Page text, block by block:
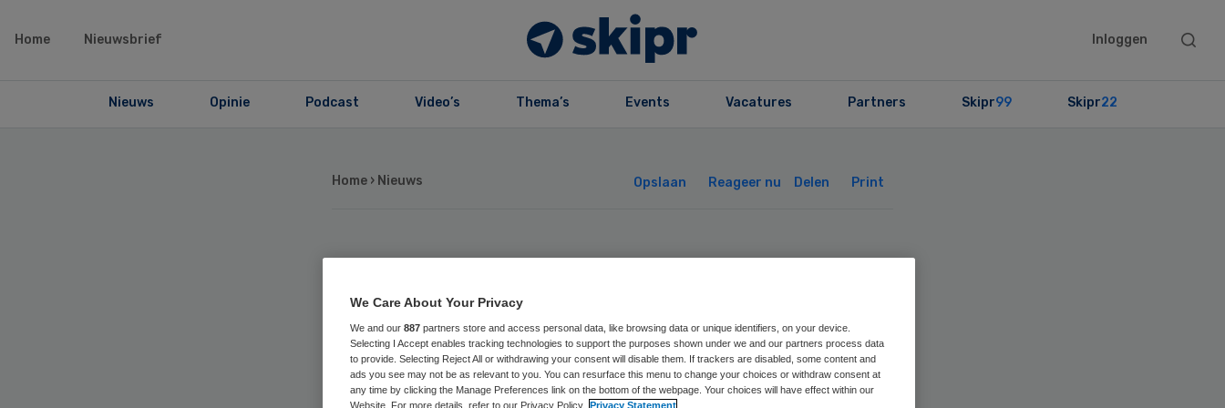
Home Nieuwsbrief Inloggen
Search
Nieuws Opinie Podcast Video’s Thema’s Events Vacatures Partners Skipr99 Skipr22
Home › Nieuws Opslaan Reageer nu Delen Print
Steeds vaker ADHD bij
volwassenen
We Care About Your Privacy
We and our 887 partners store and access personal data, like browsing data or unique identifiers, on your device.
Selecting I Accept enables tracking technologies to support the purposes shown under we and our partners process data
to provide. Selecting Reject All or withdrawing your consent will disable them. If trackers are disabled, some content and
ads you see may not be as relevant to you. You can resurface this menu to change your choices or withdraw consent at
any time by clicking the Manage Preferences link on the bottom of the webpage. Your choices will have effect within our
Website. For more details, refer to our Privacy Policy. Privacy Statement